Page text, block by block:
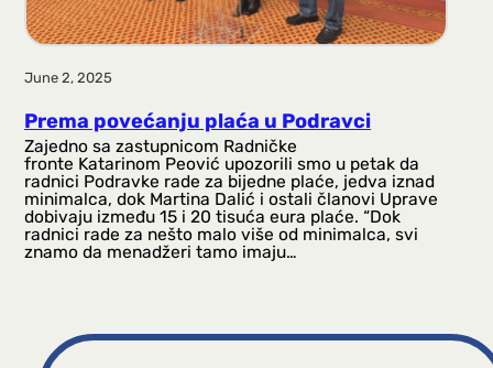
June 2, 2025
Prema povećanju plaća u Podravci
Zajedno sa zastupnicom Radničke
fronte Katarinom Peović upozorili smo u petak da
radnici Podravke rade za bijedne plaće, jedva iznad
minimalca, dok Martina Dalić i ostali članovi Uprave
dobivaju između 15 i 20 tisuća eura plaće. “Dok
radnici rade za nešto malo više od minimalca, svi
znamo da menadžeri tamo imaju…